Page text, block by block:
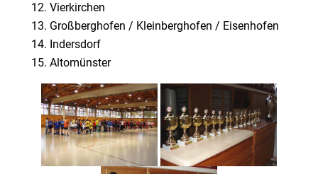
Vierkirchen
Großberghofen / Kleinberghofen / Eisenhofen
Indersdorf
Altomünster